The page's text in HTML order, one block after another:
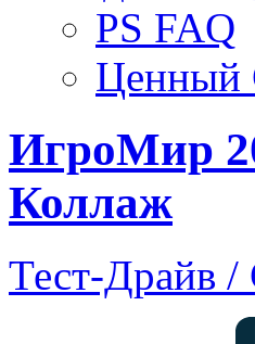
PS FAQ
Ценный
ИгроМир
Коллаж
Тест-Драйв /